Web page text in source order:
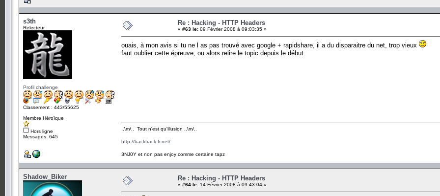
s3th
Relecteur
Profil challenge
Classement : 443/55625
Membre Héroïque
Hors ligne
Messages: 645
Re : Hacking - HTTP Headers
« #63 le: 09 Février 2008 à 09:03:35 »
ouais, à mon avis si tu ne l as pas trouvé avec google + rapidshare, il a du disparaitre du net, trop vieux
faut oublier cette épreuve, ou alors relire le topic depuis le début.
..\m/.. Tout n'est qu'illusion ..\m/..
http://backtrack-fr.net/
3NJ0Y et non pas enjoy comme certaine tapz
Shadow_Biker Re : Hacking - HTTP Headers
« #64 le: 14 Février 2008 à 09:43:04 »